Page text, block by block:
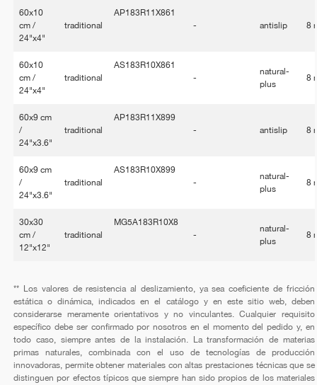
60x10
cm /
24"x4"
traditional
AP183R11X861
-
antislip 8
60x10
cm /
24"x4"
traditional
AS183R10X861
-
natural-
plus
8
60x9 cm
/
24"x3.6"
traditional
AP183R11X899
-
antislip 8
60x9 cm
/
24"x3.6"
traditional
AS183R10X899
-
natural-
plus
8
30x30
cm /
12"x12"
traditional
MG5A183R10X8
-
natural-
plus
8
** Los valores de resistencia al deslizamiento, ya sea coeficiente de fricción
estática o dinámica, indicados en el catálogo y en este sitio web, deben
considerarse meramente orientativos y no vinculantes. Cualquier requisito
específico debe ser confirmado por nosotros en el momento del pedido y, en
todo caso, siempre antes de la instalación. La transformación de materias
primas naturales, combinada con el uso de tecnologías de producción
innovadoras, permite obtener materiales con altas prestaciones técnicas que se
distinguen por efectos típicos que siempre han sido propios de los materiales